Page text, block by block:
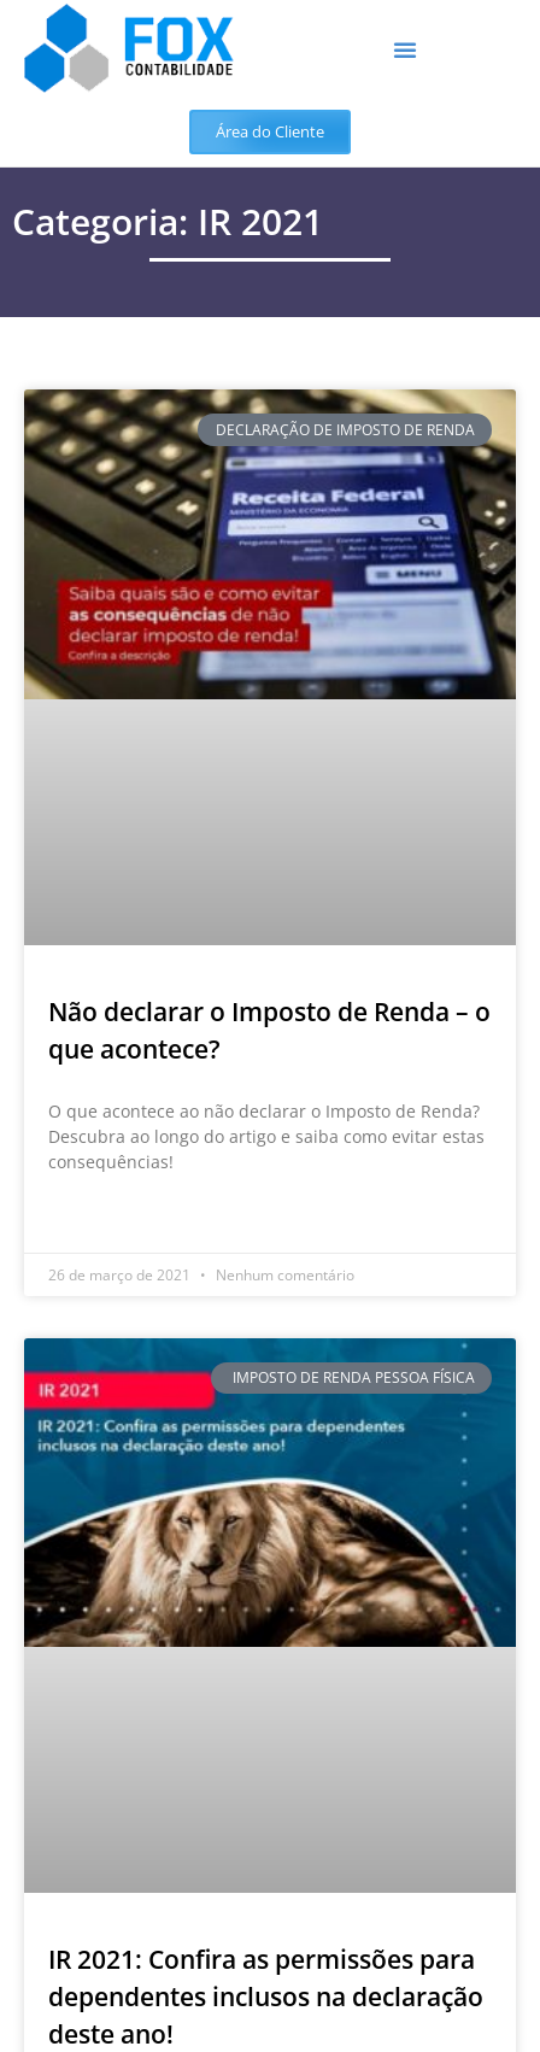
Área do Cliente
Categoria: IR 2021
DECLARAÇÃO DE IMPOSTO DE RENDA
Não declarar o Imposto de Renda – o
que acontece?
O que acontece ao não declarar o Imposto de Renda?
Descubra ao longo do artigo e saiba como evitar estas
consequências!
26 de março de 2021 Nenhum comentário
IMPOSTO DE RENDA PESSOA FÍSICA
IR 2021: Confira as permissões para
dependentes inclusos na declaração
deste ano!